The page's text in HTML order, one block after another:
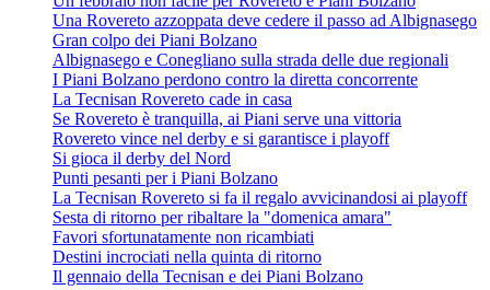
Una Rovereto azzoppata deve cedere il passo ad Albignasego
Gran colpo dei Piani Bolzano
Albignasego e Conegliano sulla strada delle due regionali
I Piani Bolzano perdono contro la diretta concorrente
La Tecnisan Rovereto cade in casa
Se Rovereto è tranquilla, ai Piani serve una vittoria
Rovereto vince nel derby e si garantisce i playoff
Si gioca il derby del Nord
Punti pesanti per i Piani Bolzano
La Tecnisan Rovereto si fa il regalo avvicinandosi ai playoff
Sesta di ritorno per ribaltare la "domenica amara"
Favori sfortunatamente non ricambiati
Destini incrociati nella quinta di ritorno
Il gennaio della Tecnisan e dei Piani Bolzano